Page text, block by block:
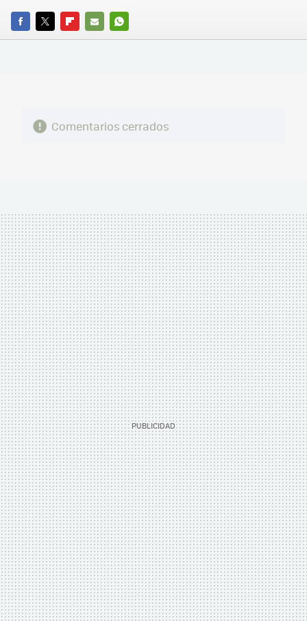
FACEBOOK
TWITTERFLIPBOARD
E-
WHATSAPP
Comentarios cerrados